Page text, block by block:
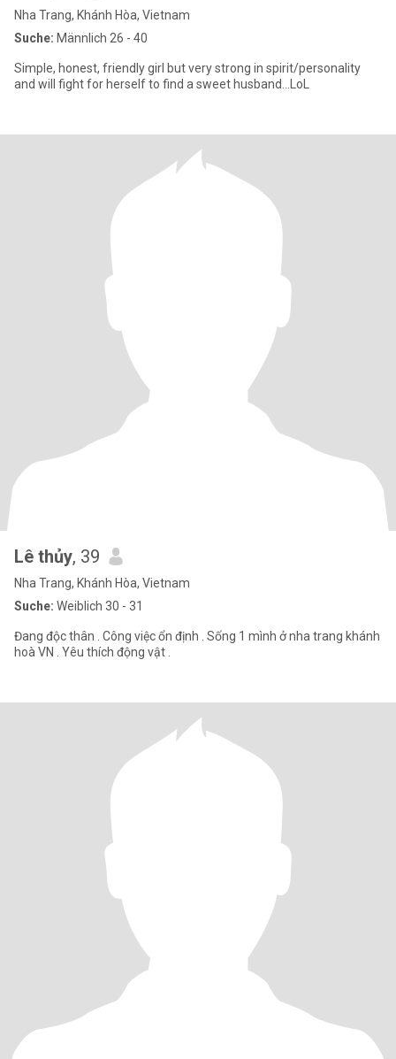
Nha Trang, Khánh Hòa, Vietnam
Suche: Männlich 26 - 40
Simple, honest, friendly girl but very strong in spirit/personality
and will fight for herself to find a sweet husband...LoL
Lê thủy, 39
Nha Trang, Khánh Hòa, Vietnam
Suche: Weiblich 30 - 31
Đang độc thân . Công việc ổn định . Sống 1 mình ở nha trang khánh
hoà VN . Yêu thích động vật .